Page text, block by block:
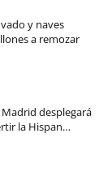
y naves
a remozar
Madrid desplegará
la Hispan…